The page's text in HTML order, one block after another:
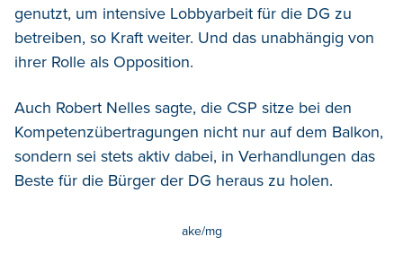
genutzt, um intensive Lobbyarbeit für die DG zu
betreiben, so Kraft weiter. Und das unabhängig von
ihrer Rolle als Opposition.
Auch Robert Nelles sagte, die CSP sitze bei den
Kompetenzübertragungen nicht nur auf dem Balkon,
sondern sei stets aktiv dabei, in Verhandlungen das
Beste für die Bürger der DG heraus zu holen.
ake/mg